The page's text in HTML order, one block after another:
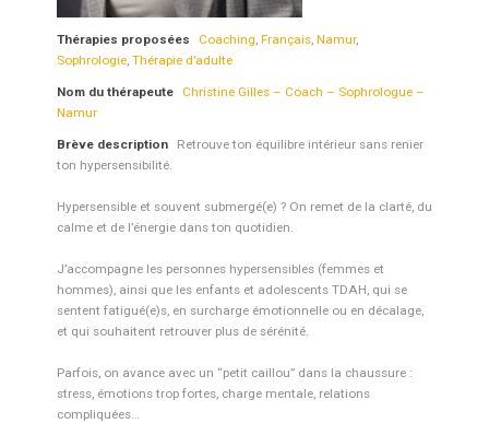
Nom du thérapeute Christine Gilles – Coach – Sophrologue –
Namur
Thérapies proposées Coaching, Français, Namur,
Sophrologie, Thérapie d’adulte
Brève description
Retrouve ton équilibre intérieur sans renier
ton hypersensibilité.
Hypersensible et souvent submergé(e) ? On remet de la clarté, du
calme et de l’énergie dans ton quotidien.
J’accompagne les personnes hypersensibles (femmes et
hommes), ainsi que les enfants et adolescents TDAH, qui se
sentent fatigué(e)s, en surcharge émotionnelle ou en décalage,
et qui souhaitent retrouver plus de sérénité.
Parfois, on avance avec un “petit caillou” dans la chaussure :
stress, émotions trop fortes, charge mentale, relations
compliquées…